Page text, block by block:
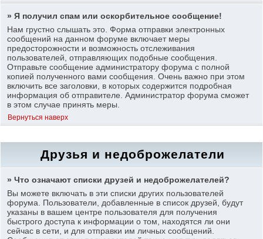
» Я получил спам или оскорбительное сообщение!
Нам грустно слышать это. Форма отправки электронных
сообщений на данном форуме включает меры
предосторожности и возможность отслеживания
пользователей, отправляющих подобные сообщения.
Отправьте сообщение администратору форума с полной
копией полученного вами сообщения. Очень важно при этом
включить все заголовки, в которых содержится подробная
информация об отправителе. Администратор форума сможет
в этом случае принять меры.
Вернуться наверх
Друзья и недоброжелатели
» Что означают списки друзей и недоброжелателей?
Вы можете включать в эти списки других пользователей
форума. Пользователи, добавленные в список друзей, будут
указаны в вашем центре пользователя для получения
быстрого доступа к информации о том, находятся ли они
сейчас в сети, и для отправки им личных сообщений.